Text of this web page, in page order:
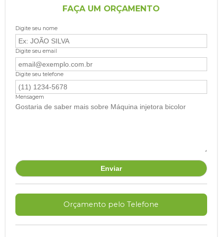
FAÇA UM ORÇAMENTO
Digite seu nome
Digite seu email
Digite seu telefone
Mensagem
Orçamento pelo Telefone